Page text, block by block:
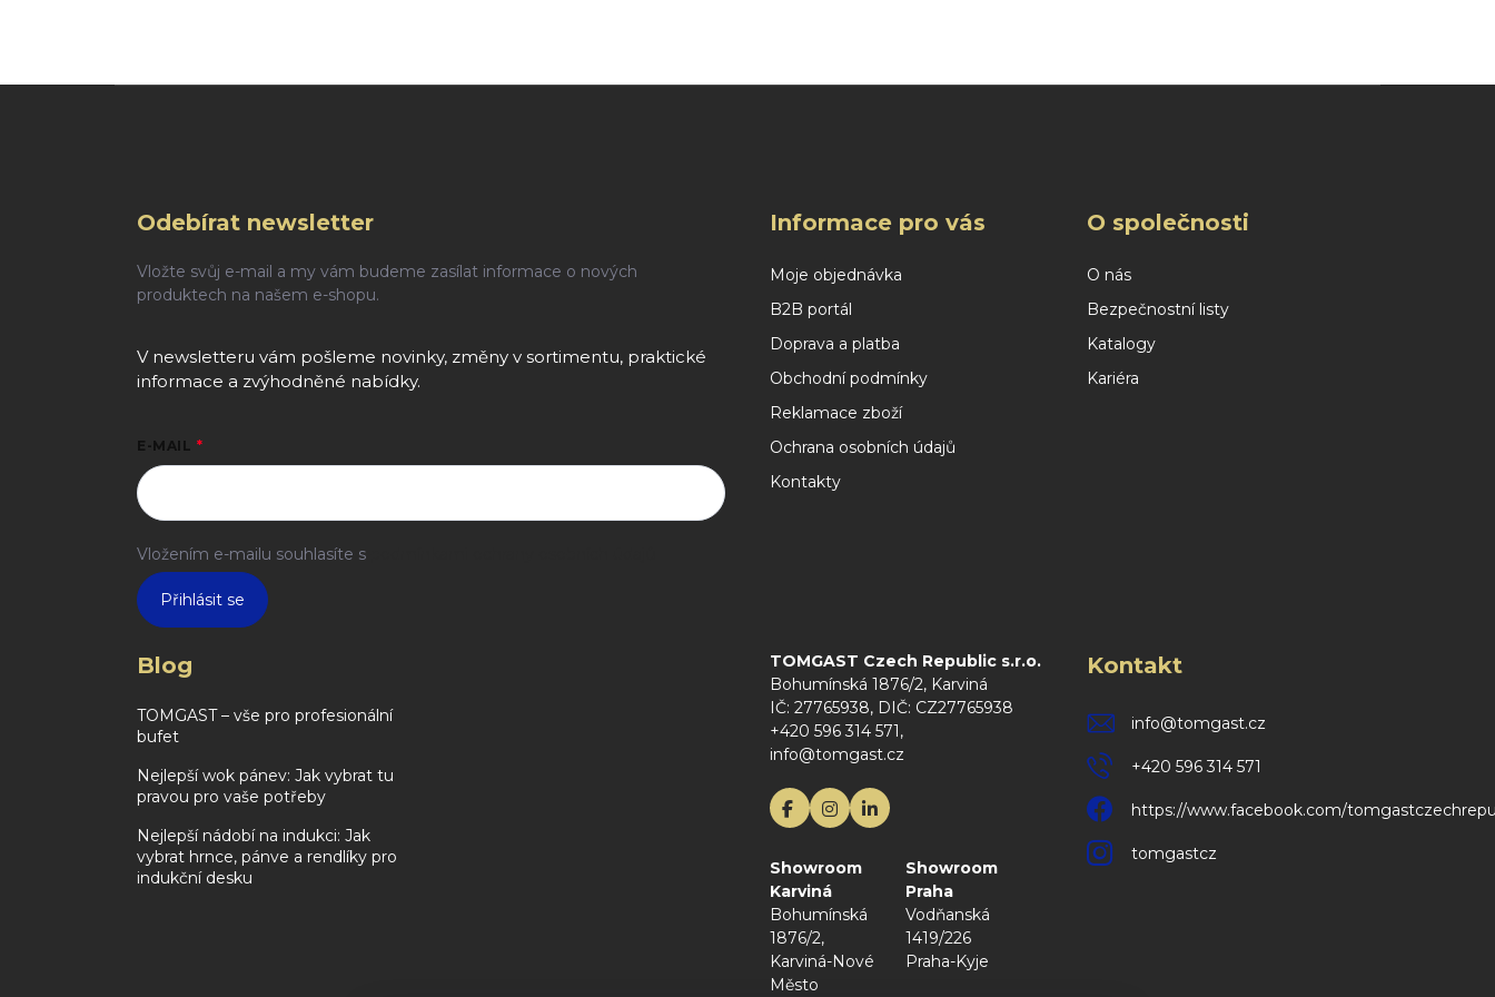
Odebírat newsletter
Vložte svůj e-mail a my vám budeme zasílat informace o nových
produktech na našem e-shopu.
V newsletteru vám pošleme novinky, změny v sortimentu, praktické
informace a zvýhodněné nabídky.
E-MAIL
Vložením e-mailu souhlasíte s
Přihlásit se
Informace pro vás
Moje objednávka
B2B portál
Doprava a platba
Obchodní podmínky
Reklamace zboží
Ochrana osobních údajů
Kontakty
O společnosti
O nás
Bezpečnostní listy
Katalogy
Kariéra
Blog
TOMGAST – vše pro profesionální
bufet
Nejlepší wok pánev: Jak vybrat tu
pravou pro vaše potřeby
Nejlepší nádobí na indukci: Jak
vybrat hrnce, pánve a rendlíky pro
indukční desku
TOMGAST Czech Republic s.r.o.
Bohumínská 1876/2, Karviná
IČ: 27765938, DIČ: CZ27765938
+420 596 314 571,
info@tomgast.cz
Showroom
Karviná
Bohumínská
1876/2,
Karviná-Nové
Město
Showroom
Praha
Vodňanská
1419/226
Praha-Kyje
Kontakt
info@tomgast.cz
+420 596 314 571
https://www.facebook.com/
tomgastcz